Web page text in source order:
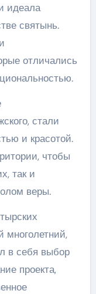
идеала
святынь.
отличались
стали
и красотой.
чтобы
так и
веры.
многолетний,
в себя выбор
проекта,